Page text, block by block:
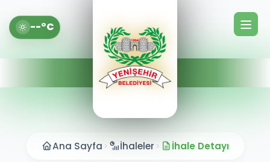
--°C
Ana Sayfa İhaleler İhale Detayı